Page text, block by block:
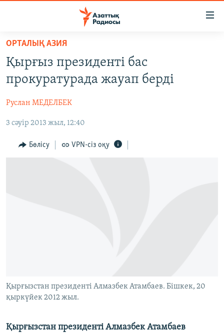
Skip
main
content
Skip
to
Navigation
САЯСАТ
AZATTYQTV
ҚАҢТАР ОҚИҒАСЫ
АДАМ ҚҰҚЫҚТАРЫ
ӘЛЕУМЕТ
ОРТАЛЫҚ АЗИЯ
Қырғыз президенті бас
прокуратурада жауап берді
Руслан МЕДЕЛБЕК
3 сәуір 2013 жыл, 12:40
Бөлісу VPN-сіз оқу
Қырғызстан президенті Алмазбек Атамбаев. Бішкек, 20
қыркүйек 2012 жыл.
Қырғызстан президенті Алмазбек Атамбаев